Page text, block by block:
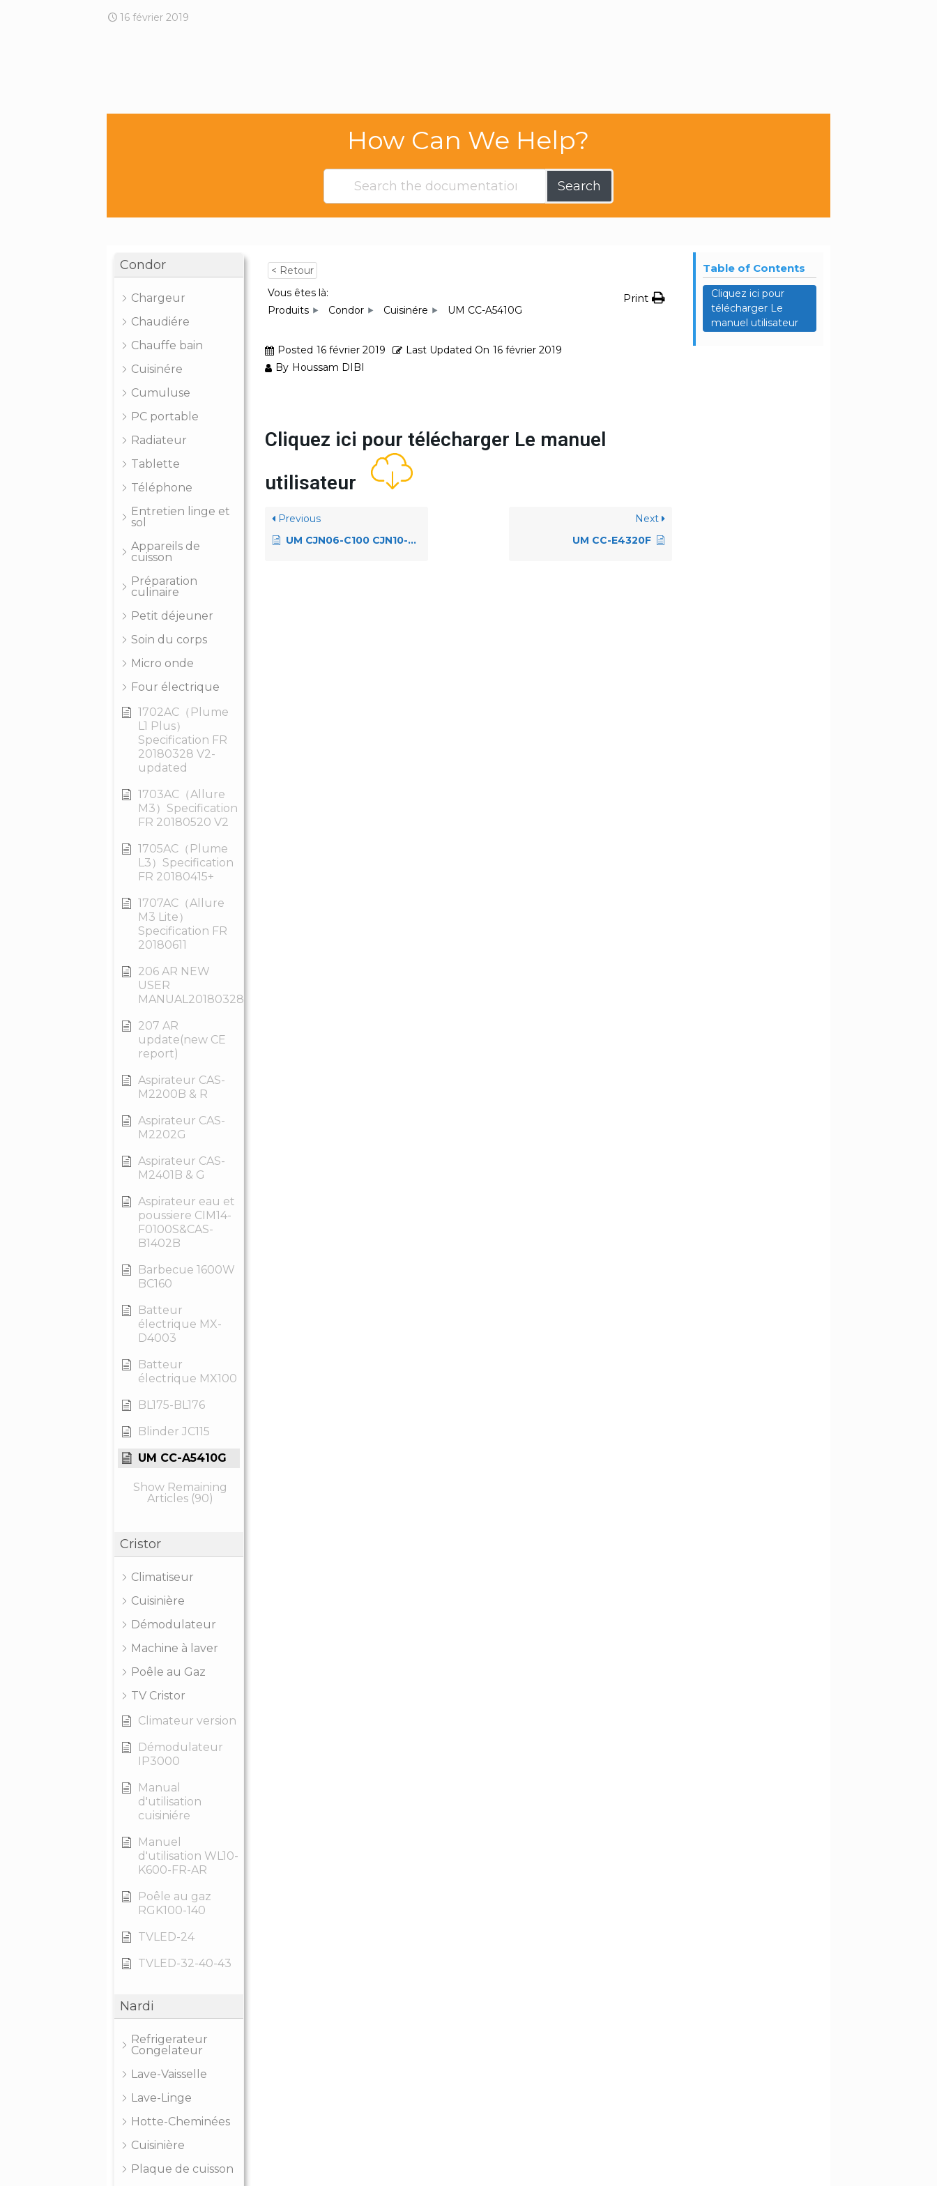
16 février 2019
How Can We Help?
Search
Condor
Chargeur
Chaudiére
Chauffe bain
Cuisinére
Cumuluse
PC portable
Radiateur
Tablette
Téléphone
Entretien linge et
sol
Appareils de
cuisson
Préparation
culinaire
Petit déjeuner
Soin du corps
Micro onde
Four électrique
1702AC（Plume
L1 Plus）
Specification FR
20180328 V2-
updated
1703AC（Allure
M3）Specification
FR 20180520 V2
1705AC（Plume
L3）Specification
FR 20180415+
1707AC（Allure
M3 Lite）
Specification FR
20180611
206 AR NEW
USER
MANUAL20180328
207 AR
update(new CE
report)
Aspirateur CAS-
M2200B & R
Aspirateur CAS-
M2202G
Aspirateur CAS-
M2401B & G
Aspirateur eau et
poussiere CIM14-
F0100S&CAS-
B1402B
Barbecue 1600W
BC160
Batteur
électrique MX-
D4003
Batteur
électrique MX100
BL175-BL176
Blinder JC115
UM CC-A5410G
Show Remaining
Articles (90)
Cristor
Climatiseur
Cuisinière
Démodulateur
Machine à laver
Poêle au Gaz
TV Cristor
Climateur version
Démodulateur
IP3000
Manual
d'utilisation
cuisiniére
Manuel
d'utilisation WL10-
K600-FR-AR
Poêle au gaz
RGK100-140
TVLED-24
TVLED-32-40-43
Nardi
Refrigerateur
Congelateur
Lave-Vaisselle
Lave-Linge
Hotte-Cheminées
Cuisinière
Plaque de cuisson
< Retour
Vous êtes là:
Produits
Condor Cuisinére UM CC-A5410G
Print
Posted 16 février 2019 Last Updated On 16 février 2019
By Houssam DIBI
Cliquez ici pour télécharger Le manuel
utilisateur
Previous
UM CJN06-C100 CJN10-C100 FR
Next
UM CC-E4320F
Table of Contents
Cliquez ici pour
télécharger Le
manuel utilisateur